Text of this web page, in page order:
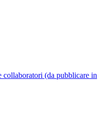
collaboratori (da pubblicare in